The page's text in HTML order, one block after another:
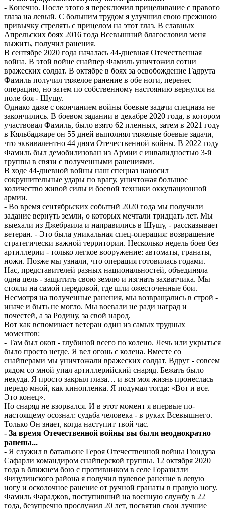
- Конечно. После этого я переключил прицеливание с правого
глаза на левый. С большим трудом я улучшил свою прежнюю
привычку стрелять с прицелом на этот глаз. В славных
Апрельских боях 2016 года Всевышний благословил меня
выжить, получил ранения.
В сентябре 2020 года началась 44-дневная Отечественная
война. В этой войне снайпер Фамиль уничтожил сотни
вражеских солдат. В октябре в боях за освобождение Гадрута
Фамиль получил тяжелое ранение в обе ноги, перенес
операцию, но затем по собственному настоянию вернулся на
поле боя - Шушу.
Однако даже с окончанием войны боевые задачи спецназа не
закончились. В боевом задании в декабре 2020 года, в котором
участвовал Фамиль, было взято 62 пленных, затем в 2021 году
в Кяльбаджаре он 55 дней выполнял тяжелые боевые задачи,
что эквивалентно 44 дням Отечественной войны. В 2022 году
Фамиль был демобилизован из Армии с инвалидностью 3-й
группы в связи с полученными ранениями.
В ходе 44-дневной войны наш спецназ наносил
сокрушительные удары по врагу, уничтожая большое
количество живой силы и боевой техники оккупационной
армии.
- Во время сентябрьских событий 2020 года мы получили
задание вернуть земли, о которых мечтали тридцать лет. Мы
выехали из Джебраила и направились в Шушу, - рассказывает
ветеран. - Это была уникальная спец-операция: возвращение
стратегически важной территории. Несколько недель боев без
артиллерии - только легкое вооружение: автоматы, гранаты,
ножи. Позже мы узнали, что операция готовилась годами.
Нас, представителей разных национальностей, объединяла
одна цель - защитить свою землю и изгнать захватчика. Мы
стояли на самой передовой, где шли ожесточенные бои.
Несмотря на полученные ранения, мы возвращались в строй -
иначе и быть не могло. Мы воевали не ради наград и
почестей, а за Родину, за свой народ.
Вот как вспоминает ветеран один из самых трудных
моментов:
- Там был окоп - глубиной всего по колено. Лечь или укрыться
было просто негде. Я вел огонь с колена. Вместе со
снайперами мы уничтожали вражеских солдат. Вдруг - совсем
рядом со мной упал артиллерийский снаряд. Бежать было
некуда. Я просто закрыл глаза… и вся моя жизнь пронеслась
передо мной, как кинопленка. Я подумал тогда: «Вот и все.
Это конец».
Но снаряд не взорвался. И в этот момент я впервые по-
настоящему осознал: судьба человека - в руках Всевышнего.
Только Он знает, когда наступит твой час.
- За время Отечественной войны вы были неоднократно
ранены...
- Я служил в батальоне Героя Отечественной войны Гюндуза
Сафарли командиром снайперской группы. 12 октября 2020
года в ближнем бою с противником в селе Горазилли
Физулинского района я получил пулевое ранение в левую
ногу и осколочное ранение от ручной гранаты в правую ногу.
Фамиль Фараджов, поступивший на военную службу в 22
года, безупречно прослужил 20 лет, посвятив свои лучшие